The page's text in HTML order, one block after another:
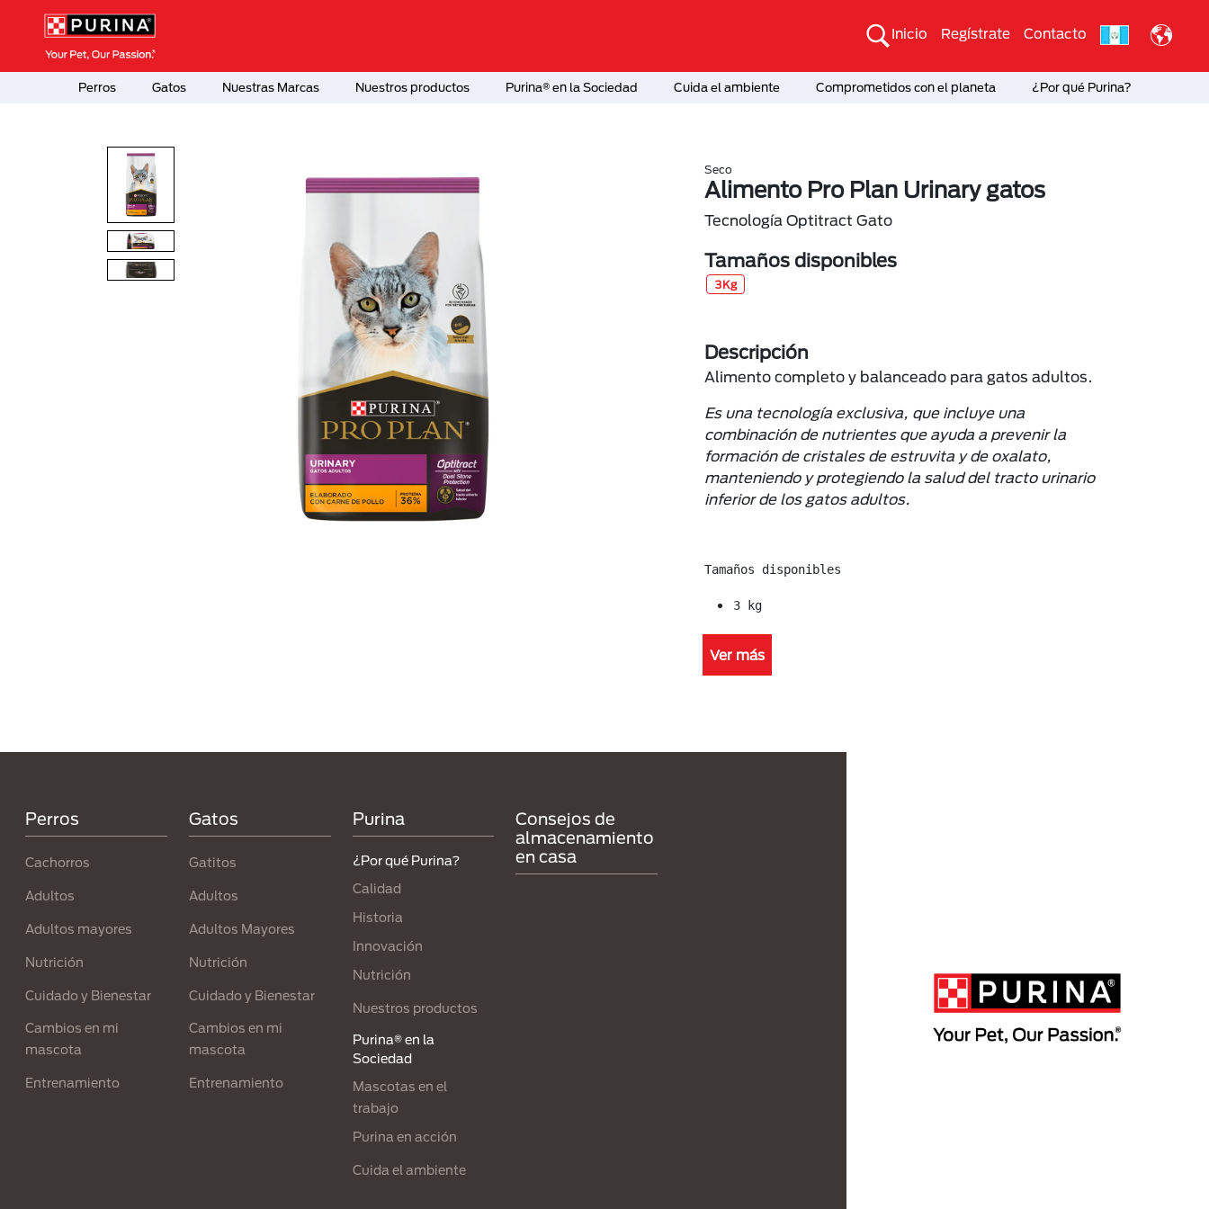
Pasar al contenido principal
Menú Secundario Purina
Inicio Regístrate Contacto
Menú Principal Purina
Perros Gatos Nuestras Marcas Nuestros productos Purina® en la Sociedad Cuida el ambiente Comprometidos con el planeta ¿Por qué Purina?
Seco
Alimento Pro Plan Urinary gatos
Tecnología Optitract Gato
Tamaños disponibles
3Kg
Descripción
Alimento completo y balanceado para gatos adultos.
Es una tecnología exclusiva, que incluye una
combinación de nutrientes que ayuda a prevenir la
formación de cristales de estruvita y de oxalato,
manteniendo y protegiendo la salud del tracto urinario
inferior de los gatos adultos.
3 kg
Ver más
Perros
Cachorros
Adultos
Adultos mayores
Nutrición
Cuidado y Bienestar
Cambios en mi
mascota
Entrenamiento
Gatos
Gatitos
Adultos
Adultos Mayores
Nutrición
Cuidado y Bienestar
Cambios en mi
mascota
Entrenamiento
Purina
¿Por qué Purina?
Calidad
Historia
Innovación
Nutrición
Nuestros productos
Purina® en la
Sociedad
Mascotas en el
trabajo
Purina en acción
Cuida el ambiente
Consejos de
almacenamiento
en casa